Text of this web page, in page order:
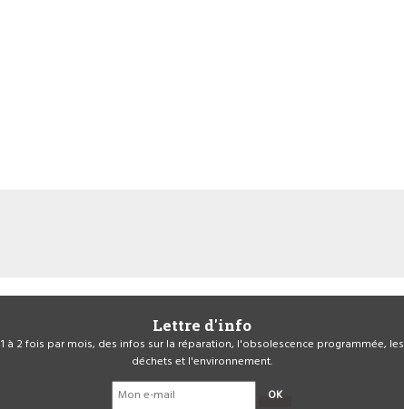
Lettre d'info
1 à 2 fois par mois, des infos sur la réparation, l'obsolescence programmée, les
déchets et l'environnement.
OK